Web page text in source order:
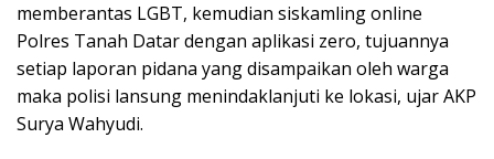
memberantas LGBT, kemudian siskamling online
Polres Tanah Datar dengan aplikasi zero, tujuannya
setiap laporan pidana yang disampaikan oleh warga
maka polisi lansung menindaklanjuti ke lokasi, ujar AKP
Surya Wahyudi.